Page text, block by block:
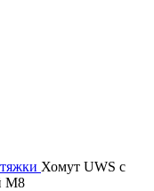
Хомут UWS c
М8